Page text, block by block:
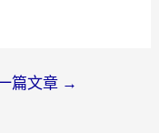
篇文章 →